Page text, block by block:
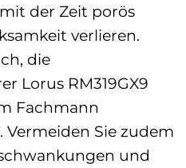
der Zeit porös
verlieren.
die
Lorus RM319GX9
Fachmann
Vermeiden Sie zudem
und